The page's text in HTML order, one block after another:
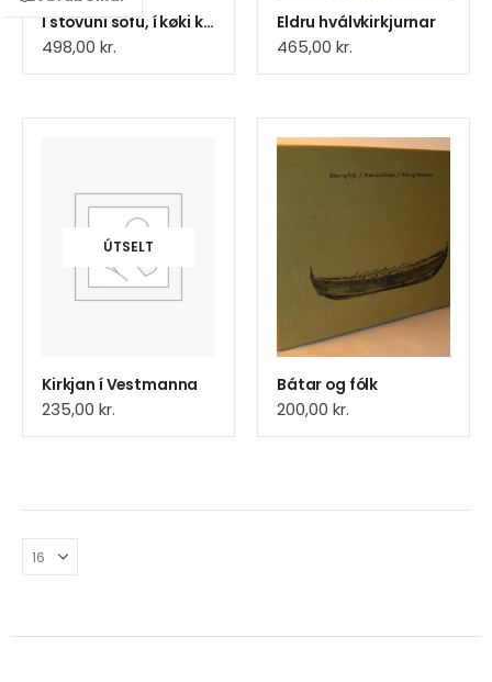
Í stovuni sofu, í køki komfýr bd. 1 + 2
498,00 kr.
Eldru hválvkirkjurnar
465,00 kr.
ÚTSELT
Kirkjan í Vestmanna
235,00 kr.
Bátar og fólk
200,00 kr.